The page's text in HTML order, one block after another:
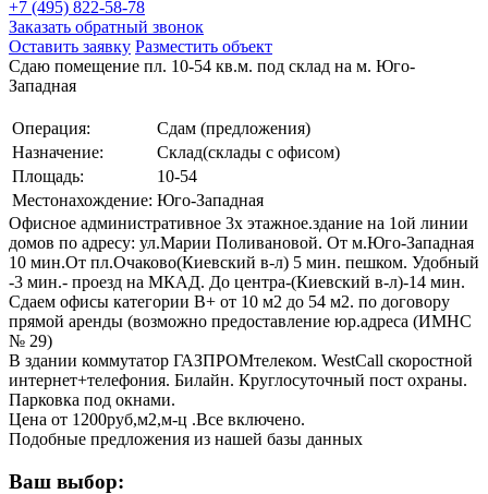
+7 (495) 822-58-78
Заказать обратный звонок
Оставить заявку Разместить объект
Сдаю помещение пл. 10-54 кв.м. под склад на м. Юго-
Западная
Операция:
Сдам (предложения)
Назначение:
Склад(склады с офисом)
Площадь:
10-54
Местонахождение: Юго-Западная
Офисное административное 3х этажное.здание на 1ой линии
домов по адресу: ул.Марии Поливановой. От м.Юго-Западная
10 мин.От пл.Очаково(Киевский в-л) 5 мин. пешком. Удобный
-3 мин.- проезд на МКАД. До центра-(Киевский в-л)-14 мин.
Сдаем офисы категории В+ от 10 м2 до 54 м2. по договору
прямой аренды (возможно предоставление юр.адреса (ИМНС
№ 29)
В здании коммутатор ГАЗПРОМтелеком. WestCall скоростной
интернет+телефония. Билайн. Круглосуточный пост охраны.
Парковка под окнами.
Цена от 1200руб,м2,м-ц .Все включено.
Подобные предложения из нашей базы данных
Ваш выбор: